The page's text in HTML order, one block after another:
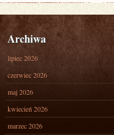
Archiwa
lipiec 2026
czerwiec 2026
maj 2026
kwiecień 2026
marzec 2026